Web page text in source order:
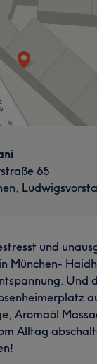
65
und
München-
Und
Aromaöl
Alltag